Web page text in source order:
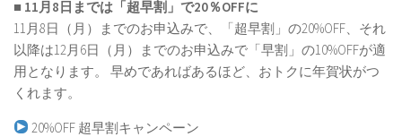
■ 11月8日までは「超早割」で20％OFFに
11月8日（月）までのお申込みで、「超早割」の20%OFF、それ
以降は12月6日（月）までのお申込みで「早割」の10%OFFが適
用となります。 早めであればあるほど、おトクに年賀状がつ
くれます。
20%OFF 超早割キャンペーン